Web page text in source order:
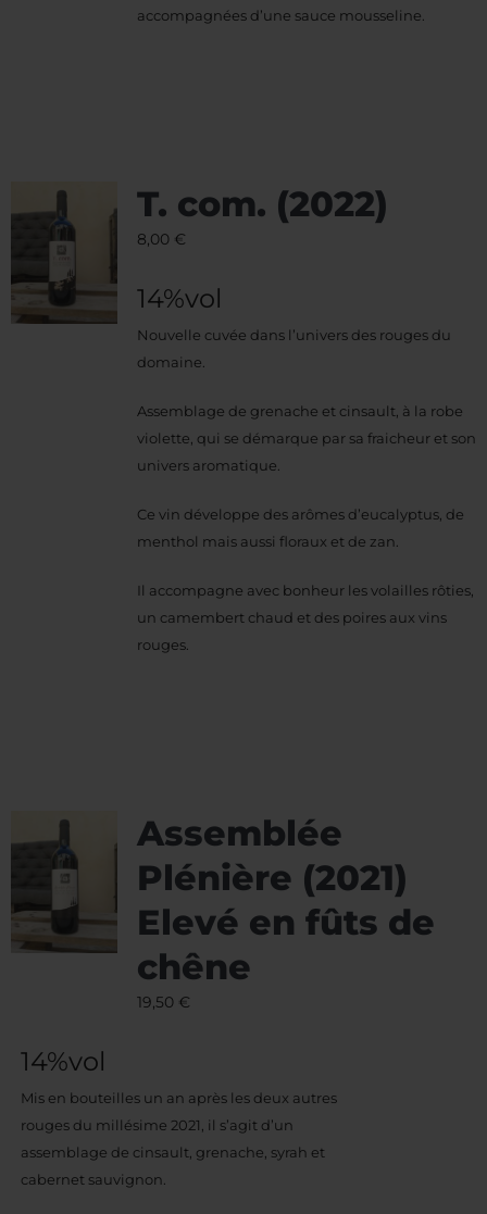
accompagnées d’une sauce mousseline.
T. com. (2022)
8,00 €
14%vol
Nouvelle cuvée dans l’univers des rouges du
domaine.
Assemblage de grenache et cinsault, à la robe
violette, qui se démarque par sa fraicheur et son
univers aromatique.
Ce vin développe des arômes d’eucalyptus, de
menthol mais aussi floraux et de zan.
Il accompagne avec bonheur les volailles rôties,
un camembert chaud et des poires aux vins
rouges.
Assemblée
Plénière (2021)
Elevé en fûts de
chêne
19,50 €
14%vol
Mis en bouteilles un an après les deux autres
rouges du millésime 2021, il s’agit d’un
assemblage de cinsault, grenache, syrah et
cabernet sauvignon.